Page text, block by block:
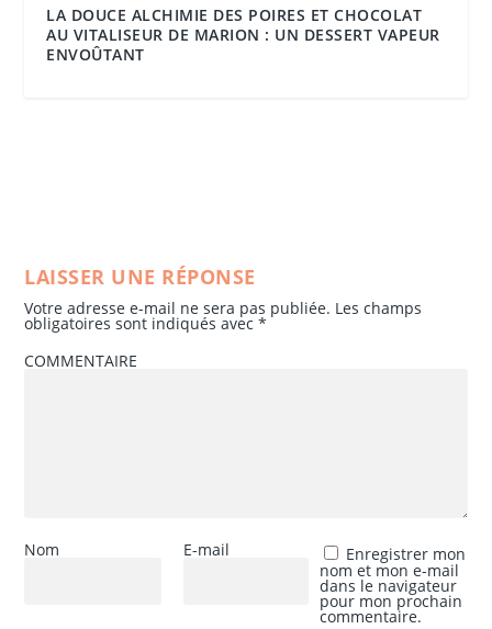
LA DOUCE ALCHIMIE DES POIRES ET CHOCOLAT
AU VITALISEUR DE MARION : UN DESSERT VAPEUR
ENVOÛTANT
LAISSER UNE RÉPONSE
Votre adresse e-mail ne sera pas publiée. Les champs
obligatoires sont indiqués avec*
COMMENTAIRE
Nom E-mail Enregistrer mon
nom et mon e-mail
dans le navigateur
pour mon prochain
commentaire.